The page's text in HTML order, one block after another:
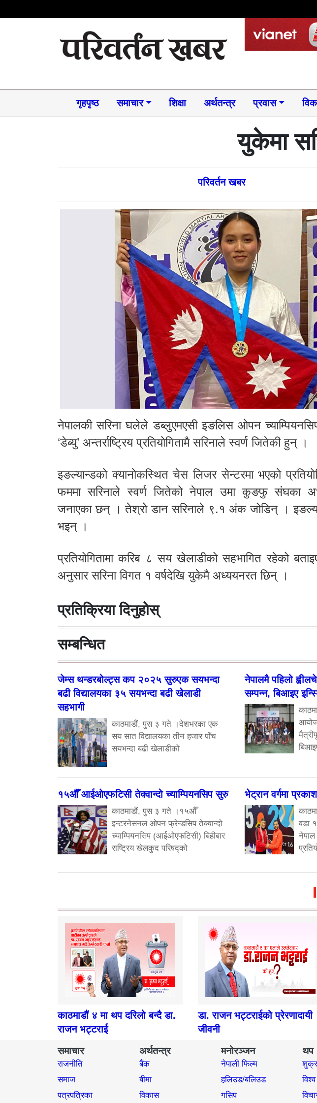
गृहपृष्ठ समाचार​ शिक्षा अर्थतन्त्र प्रवास
युकेमा
परिवर्तन खबर
नेपालकी सरिना घलेले डब्लुएमएसी इङलिस ओपन
‘डेब्यु’ अन्तर्राष्ट्रिय प्रतियोगितामै सरिनाले स्वर्ण जितेकी हुन् ।
इङल्यान्डको क्यानोकस्थित चेस लिजर सेन्टरमा भएको
फममा सरिनाले स्वर्ण जितेको नेपाल उमा कुङफु संघका
जनाएका छन् । तेश्रो डान सरिनाले ९.१ अंक जोडिन् ।
भइन् ।
प्रतियोगितामा करिब ८ सय खेलाडीको सहभागित रहेको
अनुसार सरिना विगत १ वर्षदेखि युकेमै अध्ययनरत छिन् ।
प्रतिक्रिया दिनुहोस्
सम्बन्धित
जेम्स थन्डरबोल्ट्स कप २०२५ सुरुएक सयभन्दा
बढी विद्यालयका ३५ सयभन्दा बढी खेलाडी
सहभागी
काठमाडौं, पुस ३ गते ।देशभरका एक
सय सात विद्यालयका तीन हजार पाँच
सयभन्दा बढी खेलाडीको
नेपालमै पहिलो
सम्पन्न, बिआइए
१५औँ आईओएफटिसी तेक्वान्दो च्याम्पियनसिप सुरु
काठमाडौं, पुस ३ गते ।१५औँ
इन्टरनेसनल ओपन फ्रेन्डसिप तेक्वान्दो
च्याम्पियनसिप (आईओएफटिसी) बिहीबार
राष्ट्रिय खेलकुद परिषद्को
भेट्रान वर्गमा
वडा
नेपाल
काठमाडौं ४ मा थप दरिलो बन्दै डा.
राजन भट्टराई
डा. राजन भट्टराईको प्रेरणादायी
जीवनी
समाचार
राजनीति
समाज​
पत्रपत्रिका
अर्थतन्त्र
बैंक
बीमा
विकास
मनोरञ्जन
नेपाली फिल्म
हलिउड/बलिउड
गसिप
थप
विश्व